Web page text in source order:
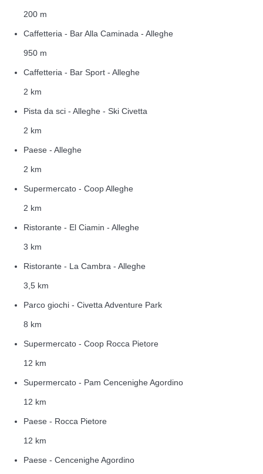
200 m
Caffetteria - Bar Alla Caminada - Alleghe
950 m
Caffetteria - Bar Sport - Alleghe
2 km
Pista da sci - Alleghe - Ski Civetta
2 km
Paese - Alleghe
2 km
Supermercato - Coop Alleghe
2 km
Ristorante - El Ciamin - Alleghe
3 km
Ristorante - La Cambra - Alleghe
3,5 km
Parco giochi - Civetta Adventure Park
8 km
Supermercato - Coop Rocca Pietore
12 km
Supermercato - Pam Cencenighe Agordino
12 km
Paese - Rocca Pietore
12 km
Paese - Cencenighe Agordino